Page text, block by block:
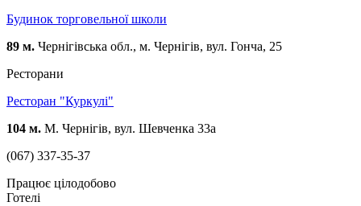
Будинок торговельної школи
89 м. Чернігівська обл., м. Чернігів, вул. Гонча, 25
Ресторани
Ресторан "Куркулі"
104 м. М. Чернігів, вул. Шевченка 33а
(067) 337-35-37
Працює цілодобово
Готелі